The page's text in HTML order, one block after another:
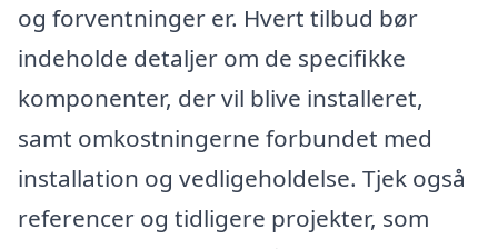
og forventninger er. Hvert tilbud bør
indeholde detaljer om de specifikke
komponenter, der vil blive installeret,
samt omkostningerne forbundet med
installation og vedligeholdelse. Tjek også
referencer og tidligere projekter, som